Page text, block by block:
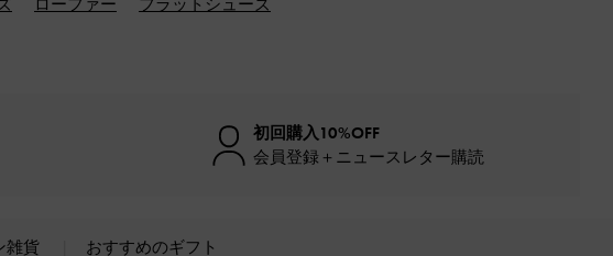
ローファー フラットシューズ
初回購入10%OFF
会員登録＋ニュースレター購読
雑貨 おすすめのギフト